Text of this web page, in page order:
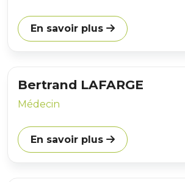
En savoir plus
Bertrand LAFARGE
Médecin
En savoir plus